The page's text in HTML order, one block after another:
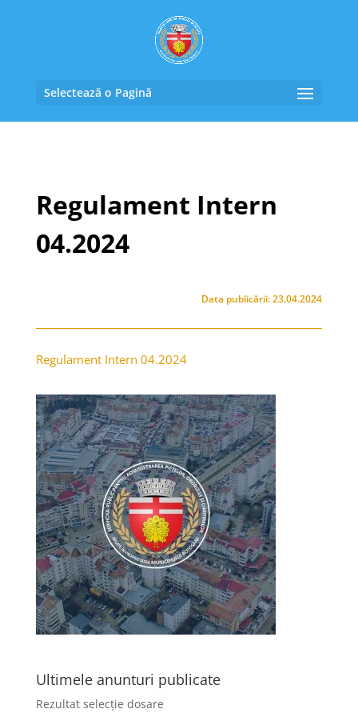
Selectează o Pagină
Regulament Intern
04.2024
Data publicării: 23.04.2024
Regulament Intern 04.2024
Ultimele anunturi publicate
Rezultat selecție dosare